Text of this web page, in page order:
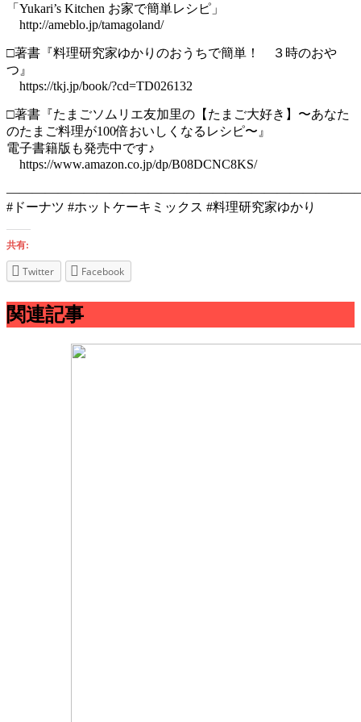
「Yukari’s Kitchen お家で簡単レシピ」
http://ameblo.jp/tamagoland/
□著書『料理研究家ゆかりのおうちで簡単！ ３時のおや
つ』
https://tkj.jp/book/?cd=TD026132
□著書『たまごソムリエ友加里の【たまご大好き】〜あなた
のたまご料理が100倍おいしくなるレシピ〜』
電子書籍版も発売中です♪
https://www.amazon.co.jp/dp/B08DCNC8KS/
#ドーナツ #ホットケーキミックス #料理研究家ゆかり
共有:
Twitter Facebook
関連記事